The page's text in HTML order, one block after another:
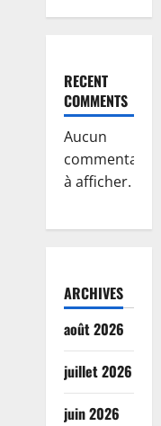
RECENT
COMMENTS
Aucun
commentaire
à afficher.
ARCHIVES
août 2026
juillet 2026
juin 2026